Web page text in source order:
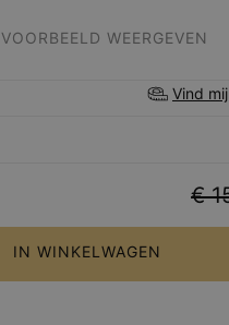
VOORBEELD WEERGEVEN
Vind
€
IN WINKELWAGEN